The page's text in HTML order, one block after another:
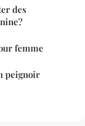
des
femme
peignoir